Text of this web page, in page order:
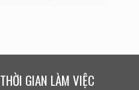
THỜI GIAN LÀM VIỆC